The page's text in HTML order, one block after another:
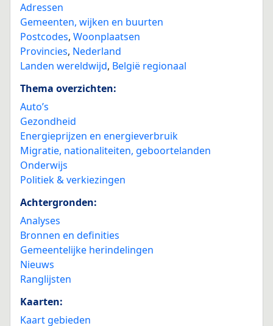
Adressen
Gemeenten, wijken en buurten
Postcodes, Woonplaatsen
Provincies, Nederland
Landen wereldwijd, België regionaal
Thema overzichten:
Auto’s
Gezondheid
Energieprijzen en energieverbruik
Migratie, nationaliteiten, geboortelanden
Onderwijs
Politiek & verkiezingen
Achtergronden:
Analyses
Bronnen en definities
Gemeentelijke herindelingen
Nieuws
Ranglijsten
Kaarten:
Kaart gebieden